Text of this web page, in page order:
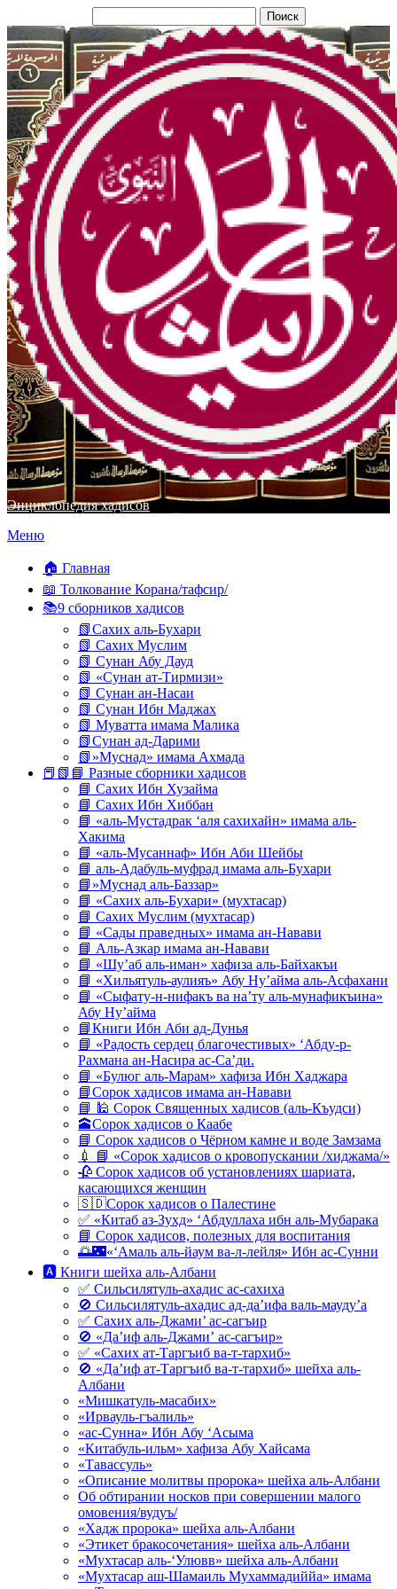
Энциклопедия хадисов
Перейти
содержимому
Меню
🏠 Главная
📖 Толкование Корана/тафсир/
📚9 сборников хадисов
📗Сахих аль-Бухари
📗 Сахих Муслим
📗 Сунан Абу Дауд
📗 «Сунан ат-Тирмизи»
📗 Сунан ан-Насаи
📗 Сунан Ибн Маджах
📗 Муватта имама Малика
📗Сунан ад-Дарими
📗»Муснад» имама Ахмада
📕📗📘 Разные сборники хадисов
📘 Сахих Ибн Хузайма
📘 Сахих Ибн Хиббан
📘 «аль-Мустадрак ‘аля сахихайн» имама аль-
Хакима
📘 «аль-Мусаннаф» Ибн Аби Шейбы
📘 аль-Адабуль-муфрад имама аль-Бухари
📘»Муснад аль-Баззар»
📘 «Сахих аль-Бухари» (мухтасар)
📘 Сахих Муслим (мухтасар)
📘 «Сады праведных» имама ан-Навави
📘 Аль-Азкар имама ан-Навави
📘 «Шу’аб аль-иман» хафиза аль-Байхакъи
📘 «Хильятуль-аулияъ» Абу Ну’айма аль-Асфахани
📘 «Сыфату-н-нифакъ ва на’ту аль-мунафикъина»
Абу Ну’айма
📘Книги Ибн Аби ад-Дунья
📘 «Радость сердец благочестивых» ‘Абду-р-
Рахмана ан-Насира ас-Са’ди.
📘 «Булюг аль-Марам» хафиза Ибн Хаджара
📘Сорок хадисов имама ан-Навави
📘 🕌 Сорок Священных хадисов (аль-Къудси)
🕋Сорок хадисов о Каабе
📘 Сорок хадисов о Чёрном камне и воде Замзама
💉 📘 «Сорок хадисов о кровопускании /хиджама/»
🥀 Сорок хадисов об установлениях шариата,
касающихся женщин
🇸🇩Сорок хадисов о Палестине
✅ «Китаб аз-Зухд» ‘Абдуллаха ибн аль-Мубарака
📘 Сорок хадисов, полезных для воспитания
🌅🌃«‘Амаль аль-йаум ва-л-лейля» Ибн ас-Сунни
🅰 Книги шейха аль-Албани
✅ Сильсилятуль-ахадис ас-сахиха
🚫 Сильсилятуль-ахадис ад-да’ифа валь-мауду’а
✅ Сахих аль-Джами’ ас-сагъир
🚫 «Да’иф аль-Джами’ ас-сагъир»
✅ «Сахих ат-Таргъиб ва-т-тархиб»
🚫 «Да’иф ат-Таргъиб ва-т-тархиб» шейха аль-
Албани
«Мишкатуль-масабих»
«Ирвауль-гъалиль»
«ас-Сунна» Ибн Абу ‘Асыма
«Китабуль-ильм» хафиза Абу Хайсама
«Тавассуль»
«Описание молитвы пророка» шейха аль-Албани
Об обтирании носков при совершении малого
омовения/вудуъ/
«Хадж пророка» шейха аль-Албани
«Этикет бракосочетания» шейха аль-Албани
«Мухтасар аль-‘Улювв» шейха аль-Албани
«Мухтасар аш-Шамаиль Мухаммадиййа» имама